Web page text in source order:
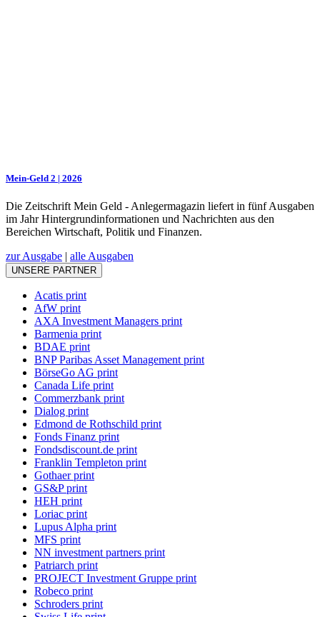
Mein-Geld 2 | 2026
Die Zeitschrift Mein Geld - Anlegermagazin liefert in fünf Ausgaben
im Jahr Hintergrundinformationen und Nachrichten aus den
Bereichen Wirtschaft, Politik und Finanzen.
zur Ausgabe | alle Ausgaben
UNSERE PARTNER
Acatis print
AfW print
AXA Investment Managers print
Barmenia print
BDAE print
BNP Paribas Asset Management print
BörseGo AG print
Canada Life print
Commerzbank print
Dialog print
Edmond de Rothschild print
Fonds Finanz print
Fondsdiscount.de print
Franklin Templeton print
Gothaer print
GS&P print
HEH print
Loriac print
Lupus Alpha print
MFS print
NN investment partners print
Patriarch print
PROJECT Investment Gruppe print
Robeco print
Schroders print